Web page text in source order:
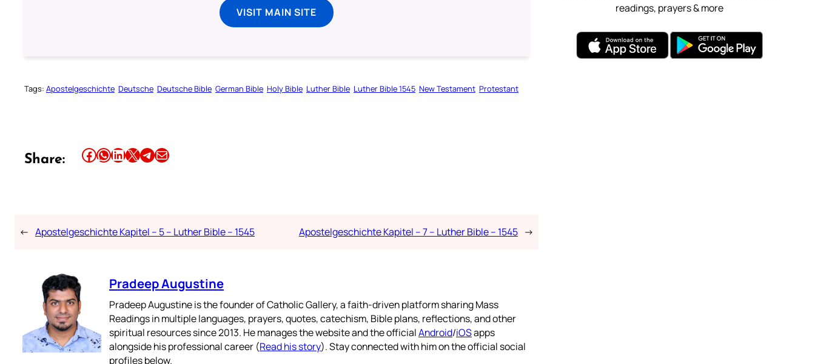
VISIT MAIN SITE
Tags: Apostelgeschichte Deutsche Deutsche Bible German Bible Holy Bible Luther Bible Luther Bible 1545 New Testament Protestant
Share: Share this article on Facebook Share this article on WhatsApp Share this article on LinkedIn Share this article on X Share this article on TelegramEmail this Article
← Apostelgeschichte Kapitel – 5 – Luther Bible – 1545 Apostelgeschichte Kapitel – 7 – Luther Bible – 1545 →
Pradeep Augustine
Pradeep Augustine is the founder of Catholic Gallery, a faith-driven platform sharing Mass
Readings in multiple languages, prayers, quotes, catechism, Bible plans, reflections, and other
spiritual resources since 2013. He manages the website and the officialAndroid/iOSapps
alongside his professional career (Read his story). Stay connected with him on the official social
profiles below.
readings, prayers & more